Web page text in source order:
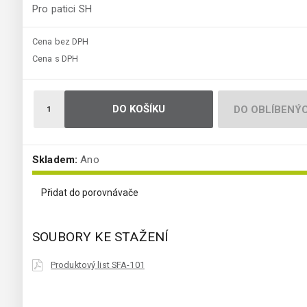
Pro patici SH
Cena bez DPH
Cena s DPH
DO KOŠÍKU DO
Skladem: Ano
Přidat do porovnávače
SOUBORY KE STAŽENÍ
Produktový list SFA-101